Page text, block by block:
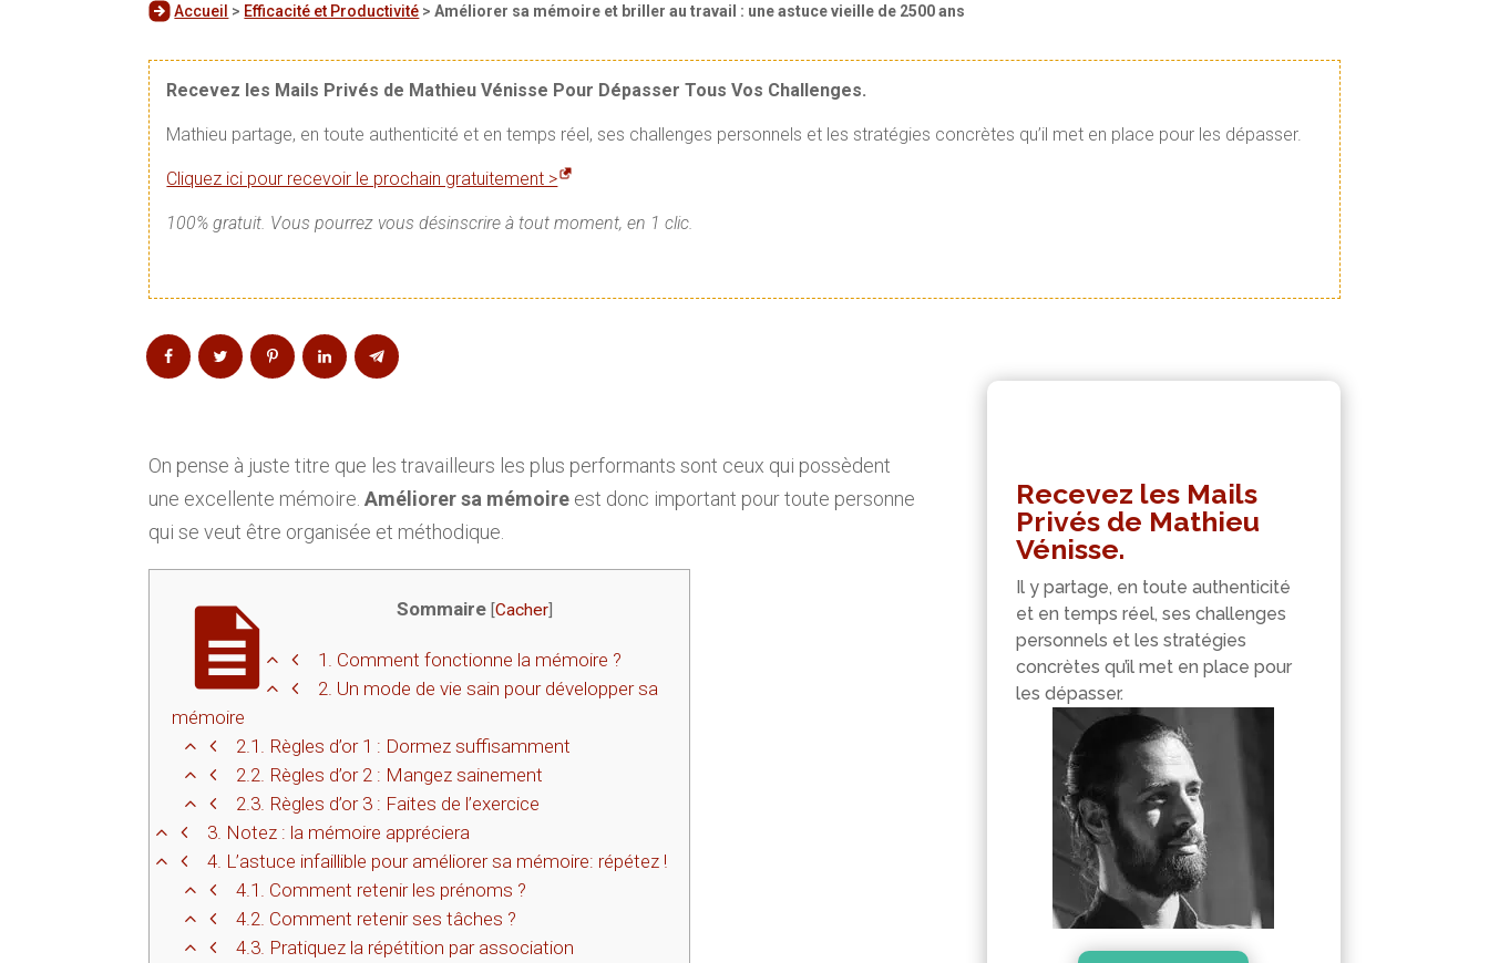
Accueil > Efficacité et Productivité >Améliorer sa mémoire et briller au travail : une astuce vieille de 2500 ans
Recevez les Mails Privés de Mathieu Vénisse Pour Dépasser Tous Vos Challenges.
Mathieu partage, en toute authenticité et en temps réel, ses challenges personnels et les stratégies concrètes qu’il met en place pour les dépasser.
Cliquez ici pour recevoir le prochain gratuitement >
100% gratuit. Vous pourrez vous désinscrire à tout moment, en 1 clic.
On pense à juste titre que les travailleurs les plus performants sont ceux qui possèdent
une excellente mémoire.Améliorer sa mémoire est donc important pour toute personne
qui se veut être organisée et méthodique.
Sommaire [Cacher]
1. Comment fonctionne la mémoire ?
2. Un mode de vie sain pour développer sa
mémoire
2.1.
Règles d’or 1 : Dormez suffisamment
2.2. Règles d’or 2 : Mangez sainement
2.3. Règles d’or 3 : Faites de l’exercice
3. Notez : la mémoire appréciera
4. L’astuce infaillible pour améliorer sa mémoire: répétez !
4.1. Comment retenir les prénoms ?
4.2. Comment retenir ses tâches ?
4.3. Pratiquez la répétition par association
Recevez les Mails
Privés de Mathieu
Vénisse.
Il y partage, en toute authenticité
et en temps réel, ses challenges
personnels et les stratégies
concrètes qu’il met en place pour
les dépasser.